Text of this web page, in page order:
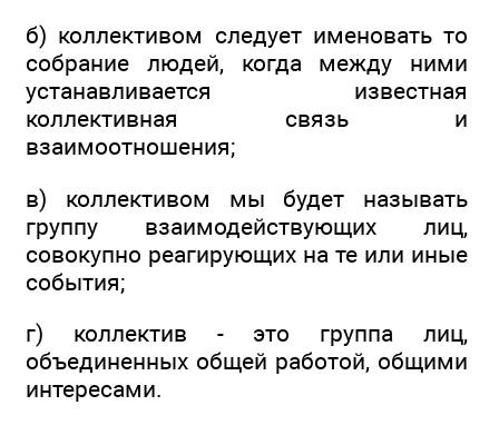
б) коллективом следует именовать то
собрание людей, когда между ними
устанавливается известная
коллективная связь и
взаимоотношения;
в) коллективом мы будет называть
группу взаимодействующих лиц,
совокупно реагирующих на те или иные
события;
г) коллектив - это группа лиц,
объединенных общей работой, общими
интересами.